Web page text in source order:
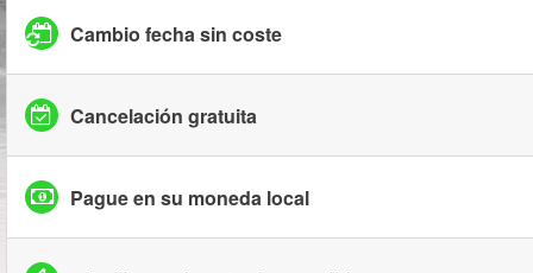
Cambio fecha sin coste
Cancelación gratuita
Pague en su moneda local